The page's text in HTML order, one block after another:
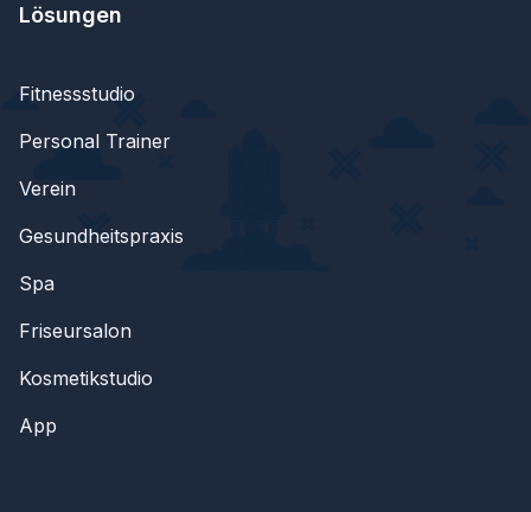
Lösungen
Fitnessstudio
Personal Trainer
Verein
Gesundheitspraxis
Spa
Friseursalon
Kosmetikstudio
App